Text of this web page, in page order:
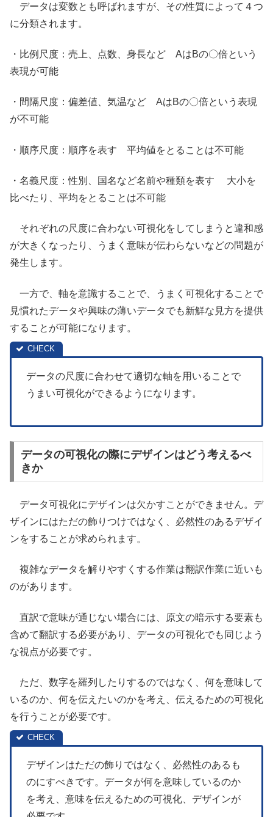
データは変数とも呼ばれますが、その性質によって４つ
に分類されます。
・比例尺度：売上、点数、身長など AはBの〇倍という
表現が可能
・間隔尺度：偏差値、気温など AはBの〇倍という表現
が不可能
・順序尺度：順序を表す 平均値をとることは不可能
・名義尺度：性別、国名など名前や種類を表す 大小を
比べたり、平均をとることは不可能
それぞれの尺度に合わない可視化をしてしまうと違和感
が大きくなったり、うまく意味が伝わらないなどの問題が
発生します。
一方で、軸を意識することで、うまく可視化することで
見慣れたデータや興味の薄いデータでも新鮮な見方を提供
することが可能になります。
データの尺度に合わせて適切な軸を用いることで
うまい可視化ができるようになります。
データの可視化の際にデザインはどう考えるべ
きか
データ可視化にデザインは欠かすことができません。デ
ザインにはただの飾りつけではなく、必然性のあるデザイ
ンをすることが求められます。
複雑なデータを解りやすくする作業は翻訳作業に近いも
のがあります。
直訳で意味が通じない場合には、原文の暗示する要素も
含めて翻訳する必要があり、データの可視化でも同じよう
な視点が必要です。
ただ、数字を羅列したりするのではなく、何を意味して
いるのか、何を伝えたいのかを考え、伝えるための可視化
を行うことが必要です。
デザインはただの飾りではなく、必然性のあるも
のにすべきです。データが何を意味しているのか
を考え、意味を伝えるための可視化、デザインが